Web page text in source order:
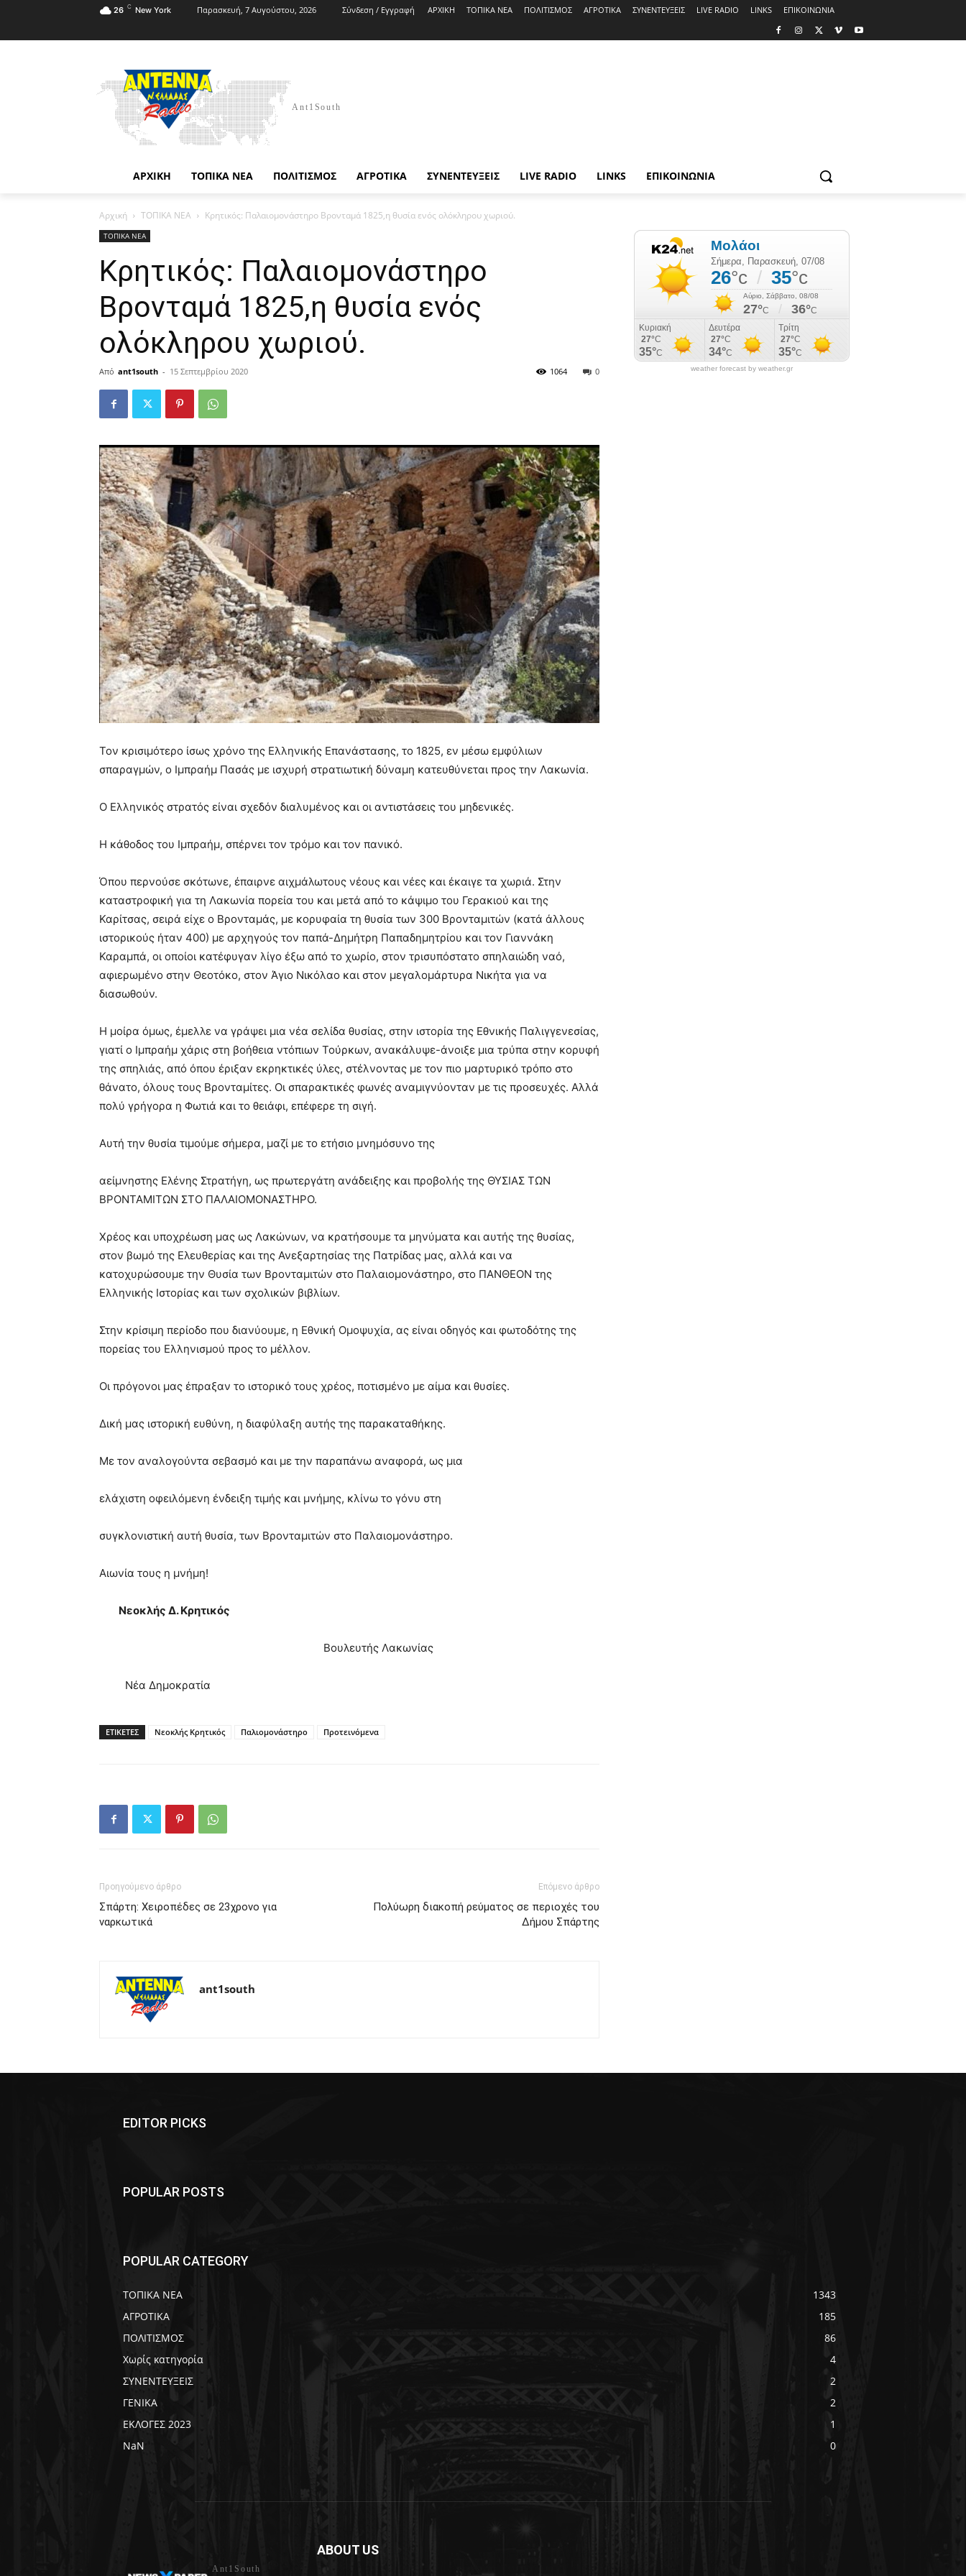
26 C New York Παρασκευή, 7 Αυγούστου, 2026 Σύνδεση / Εγγραφή ΑΡΧΙΚΗ ΤΟΠΙΚΑ ΝΕΑ ΠΟΛΙΤΙΣΜΟΣ ΑΓΡΟΤΙΚΑ ΣΥΝΕΝΤΕΥΞΕΙΣ LIVE RADIO LINKS ΕΠΙΚΟΙΝΩΝΙΑ
Ant1South
ΑΡΧΙΚΗ ΤΟΠΙΚΑ ΝΕΑ ΠΟΛΙΤΙΣΜΟΣ ΑΓΡΟΤΙΚΑ ΣΥΝΕΝΤΕΥΞΕΙΣ LIVE RADIO LINKS ΕΠΙΚΟΙΝΩΝΙΑ
Αρχική ΤΟΠΙΚΑ ΝΕΑ Κρητικός: Παλαιομονάστηρο Βρονταμά 1825,η θυσία ενός ολόκληρου χωριού.
ΤΟΠΙΚΑ ΝΕΑ
Κρητικός: Παλαιομονάστηρο
Βρονταμά 1825,η θυσία ενός
ολόκληρου χωριού.
Από ant1south - 15 Σεπτεμβρίου 2020 0
1064
Τον κρισιμότερο ίσως χρόνο της Ελληνικής Επανάστασης, το 1825, εν μέσω εμφύλιων
σπαραγμών, ο Ιμπραήμ Πασάς με ισχυρή στρατιωτική δύναμη κατευθύνεται προς την Λακωνία.
Ο Ελληνικός στρατός είναι σχεδόν διαλυμένος και οι αντιστάσεις του μηδενικές.
Η κάθοδος του Ιμπραήμ, σπέρνει τον τρόμο και τον πανικό.
Όπου περνούσε σκότωνε, έπαιρνε αιχμάλωτους νέους και νέες και έκαιγε τα χωριά. Στην
καταστροφική για τη Λακωνία πορεία του και μετά από το κάψιμο του Γερακιού και της
Καρίτσας, σειρά είχε ο Βρονταμάς, με κορυφαία τη θυσία των 300 Βρονταμιτών (κατά άλλους
ιστορικούς ήταν 400) με αρχηγούς τον παπά-Δημήτρη Παπαδημητρίου και τον Γιαννάκη
Καραμπά, οι οποίοι κατέφυγαν λίγο έξω από το χωρίο, στον τρισυπόστατο σπηλαιώδη ναό,
αφιερωμένο στην Θεοτόκο, στον Άγιο Νικόλαο και στον μεγαλομάρτυρα Νικήτα για να
διασωθούν.
Η μοίρα όμως, έμελλε να γράψει μια νέα σελίδα θυσίας, στην ιστορία της Εθνικής Παλιγγενεσίας,
γιατί ο Ιμπραήμ χάρις στη βοήθεια ντόπιων Τούρκων, ανακάλυψε-άνοιξε μια τρύπα στην κορυφή
της σπηλιάς, από όπου έριξαν εκρηκτικές ύλες, στέλνοντας με τον πιο μαρτυρικό τρόπο στο
θάνατο, όλους τους Βρονταμίτες. Οι σπαρακτικές φωνές αναμιγνύονταν με τις προσευχές. Αλλά
πολύ γρήγορα η Φωτιά και το θειάφι, επέφερε τη σιγή.
Αυτή την θυσία τιμούμε σήμερα, μαζί με το ετήσιο μνημόσυνο της
αείμνηστης Ελένης Στρατήγη, ως πρωτεργάτη ανάδειξης και προβολής της ΘΥΣΙΑΣ ΤΩΝ
ΒΡΟΝΤΑΜΙΤΩΝ ΣΤΟ ΠΑΛΑΙΟΜΟΝΑΣΤΗΡΟ.
Χρέος και υποχρέωση μας ως Λακώνων, να κρατήσουμε τα μηνύματα και αυτής της θυσίας,
στον βωμό της Ελευθερίας και της Ανεξαρτησίας της Πατρίδας μας, αλλά και να
κατοχυρώσουμε την Θυσία των Βρονταμιτών στο Παλαιομονάστηρο, στο ΠΑΝΘΕΟΝ της
Ελληνικής Ιστορίας και των σχολικών βιβλίων.
Στην κρίσιμη περίοδο που διανύουμε, η Εθνική Ομοψυχία, ας είναι οδηγός και φωτοδότης της
πορείας του Ελληνισμού προς το μέλλον.
Οι πρόγονοι μας έπραξαν το ιστορικό τους χρέος, ποτισμένο με αίμα και θυσίες.
Δική μας ιστορική ευθύνη, η διαφύλαξη αυτής της παρακαταθήκης.
Με τον αναλογούντα σεβασμό και με την παραπάνω αναφορά, ως μια
ελάχιστη οφειλόμενη ένδειξη τιμής και μνήμης, κλίνω το γόνυ στη
συγκλονιστική αυτή θυσία, των Βρονταμιτών στο Παλαιομονάστηρο.
Αιωνία τους η μνήμη!
Νεοκλής Δ. Κρητικός
Βουλευτής Λακωνίας
Νέα Δημοκρατία
ΕΤΙΚΕΤΕΣ Νεοκλής Κρητικός Παλιομονάστηρο Προτεινόμενα
Προηγούμενο άρθρο
Σπάρτη: Χειροπέδες σε 23χρονο για
ναρκωτικά
Επόμενο άρθρο
Πολύωρη διακοπή ρεύματος σε περιοχές του
Δήμου Σπάρτης
ant1south
weather forecast by weather.gr
EDITOR PICKS
POPULAR POSTS
POPULAR CATEGORY
ΤΟΠΙΚΑ ΝΕΑ
1343
ΑΓΡΟΤΙΚΑ
185
ΠΟΛΙΤΙΣΜΟΣ
86
Χωρίς κατηγορία
4
ΣΥΝΕΝΤΕΥΞΕΙΣ
2
ΓΕΝΙΚΑ
2
ΕΚΛΟΓΕΣ 2023
1
NaN
0
Ant1South
ABOUT US